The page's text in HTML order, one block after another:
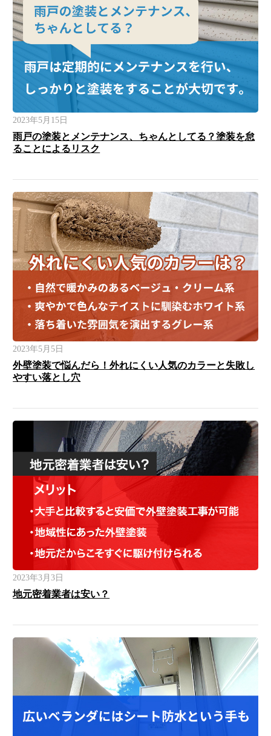
2023年5月15日
雨戸の塗装とメンテナンス、ちゃんとしてる？塗装を怠
ることによるリスク
2023年5月5日
外壁塗装で悩んだら！外れにくい人気のカラーと失敗し
やすい落とし穴
2023年3月3日
地元密着業者は安い？